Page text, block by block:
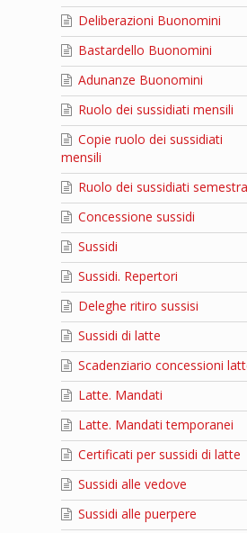
Deliberazioni Buonomini
Bastardello Buonomini
Adunanze Buonomini
Ruolo dei sussidiati mensili
Copie ruolo dei sussidiati
mensili
Ruolo dei sussidiati
Concessione sussidi
Sussidi
Sussidi. Repertori
Deleghe ritiro sussisi
Sussidi di latte
Scadenziario concessioni
Latte. Mandati
Latte. Mandati temporanei
Certificati per sussidi di latte
Sussidi alle vedove
Sussidi alle puerpere